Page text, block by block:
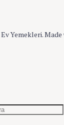
Yemekleri.Made